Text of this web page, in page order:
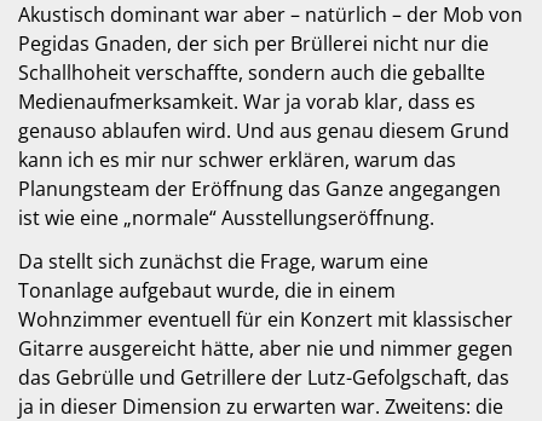
Akustisch dominant war aber – natürlich – der Mob von
Pegidas Gnaden, der sich per Brüllerei nicht nur die
Schallhoheit verschaffte, sondern auch die geballte
Medienaufmerksamkeit. War ja vorab klar, dass es
genauso ablaufen wird. Und aus genau diesem Grund
kann ich es mir nur schwer erklären, warum das
Planungsteam der Eröffnung das Ganze angegangen
ist wie eine „normale“ Ausstellungseröffnung.
Da stellt sich zunächst die Frage, warum eine
Tonanlage aufgebaut wurde, die in einem
Wohnzimmer eventuell für ein Konzert mit klassischer
Gitarre ausgereicht hätte, aber nie und nimmer gegen
das Gebrülle und Getrillere der Lutz-Gefolgschaft, das
ja in dieser Dimension zu erwarten war. Zweitens: die